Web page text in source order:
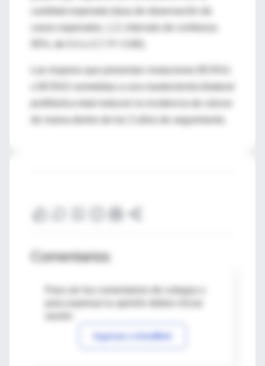
de mama dentro de los 3 años de seguimiento.
Comentarios
Para ver los comentarios de colegas o
Ingresar a IntraMed